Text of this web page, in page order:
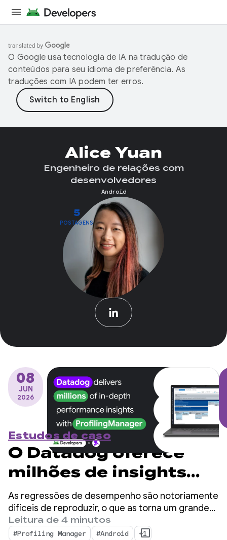
O Google usa tecnologia de IA na tradução de
conteúdos para seu idioma de preferência. As
traduções com IA podem ter erros.
5
POSTAGENS
Alice Yuan
Engenheiro de relações com
desenvolvedores
Android
08
JUN
2026
Estudos de caso
O Datadog oferece
milhões de insights
detalhados de
performance com o
ProfilingManager
As regressões de desempenho são notoriamente
difíceis de reproduzir, o que as torna um grande
gargalo para desenvolvedores de dispositivos
móveis.
Leitura de 4 minutos
#Profiling Manager #Android +1